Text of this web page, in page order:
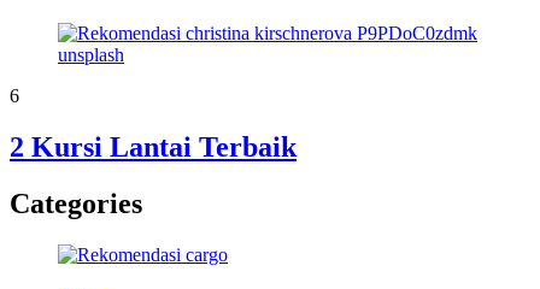
6
2 Kursi Lantai Terbaik
Categories